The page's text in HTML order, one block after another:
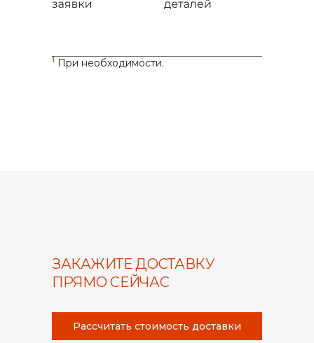
1 При необходимости.
ЗАКАЖИТЕ ДОСТАВКУ
ПРЯМО СЕЙЧАС
Рассчитать стоимость доставки